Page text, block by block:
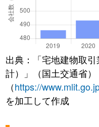
出典：「宅地建物取
計）」（国土交通省）
（https://
を加工して作成